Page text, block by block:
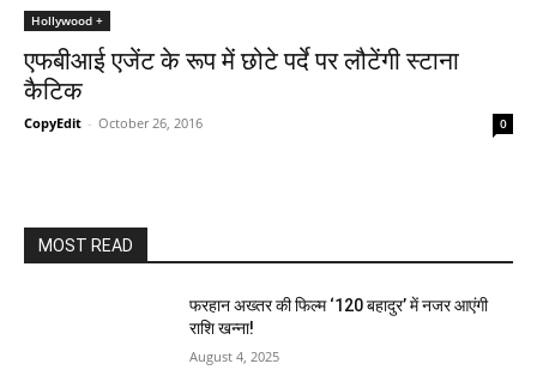
Hollywood +
एफबीआई एजेंट के रूप में छोटे पर्दे पर लौटेंगी स्‍टाना
कैटिक
CopyEdit - October 26, 2016 0
MOST READ
फरहान अख्तर की फिल्म ‘120 बहादुर’ में नजर आएंगी
राशि खन्ना!
August 4, 2025